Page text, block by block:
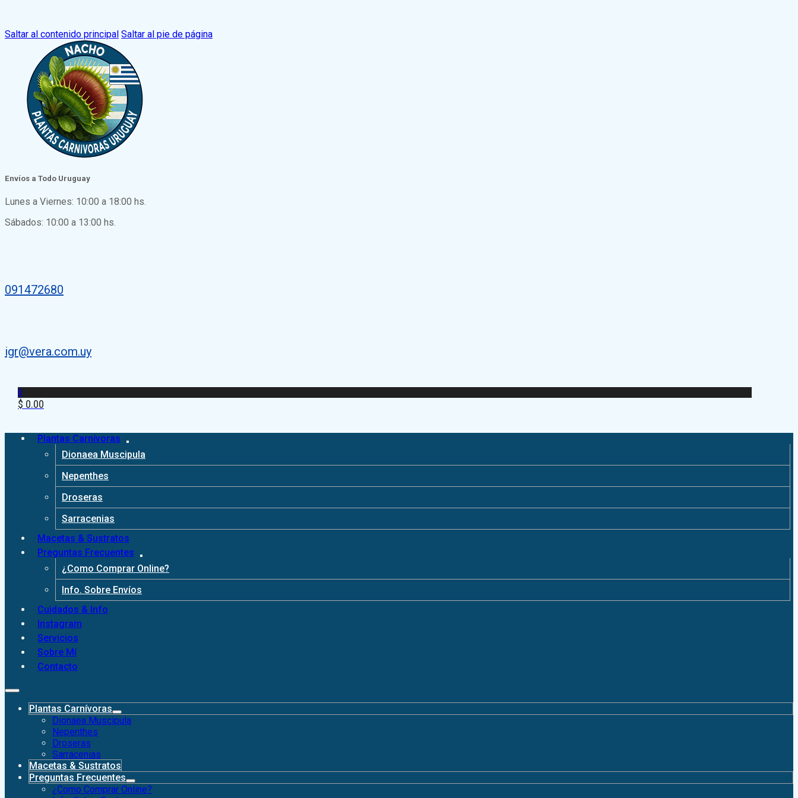
Saltar al contenido principal Saltar al pie de página
Envíos a Todo Uruguay
Lunes a Viernes: 10:00 a 18:00 hs.
Sábados: 10:00 a 13:00 hs.
091472680
igr@vera.com.uy
0
$ 0.00
Plantas Carnívoras
Dionaea Muscipula
Nepenthes
Droseras
Sarracenias
Macetas & Sustratos
Preguntas Frecuentes
¿Como Comprar Online?
Info. Sobre Envíos
Cuidados & Info
Instagram
Servicios
Sobre Mí
Contacto
Plantas Carnívoras
Dionaea Muscipula
Nepenthes
Droseras
Sarracenias
Macetas & Sustratos
Preguntas Frecuentes
¿Como Comprar Online?